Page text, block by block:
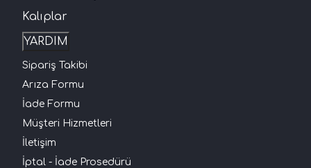
Kalıplar
YARDIM
Sipariş Takibi
Arıza Formu
İade Formu
Müşteri Hizmetleri
İletişim
İptal - İade Prosedürü